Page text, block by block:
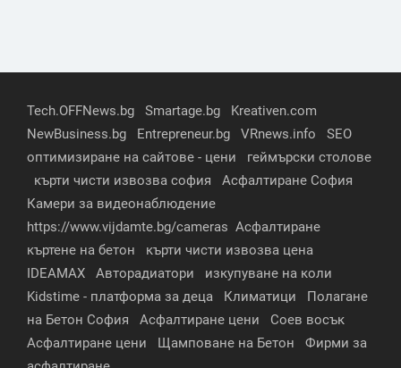
Tech.OFFNews.bg Smartage.bg
Kreativen.com
NewBusiness.bg
Entrepreneur.bg VRnews.info
SEO
оптимизиране на сайтове - цени
геймърски столове
кърти чисти извозва софия
Асфалтиране София
Камери за видеонаблюдение
https://www.vijdamte.bg/cameras Асфалтиране
къртене на бетон
кърти чисти извозва цена
IDEAMAX
Авторадиатори
изкупуване на коли
Kidstime - платформа за деца
Климатици
Полагане
на Бетон София
Асфалтиране цени
Соев восък
Асфалтиране цени
Щамповане на Бетон
Фирми за